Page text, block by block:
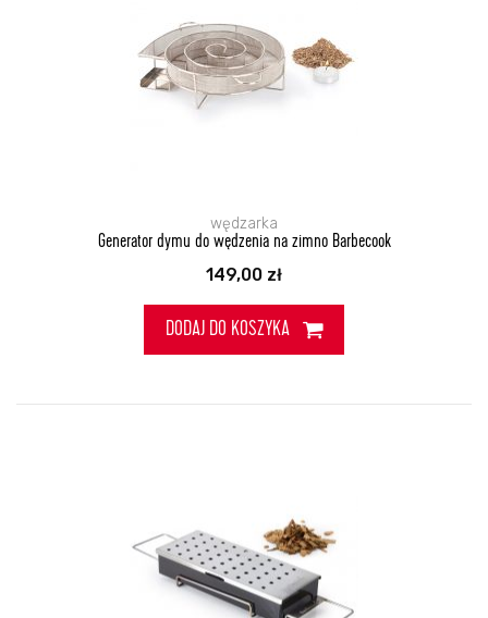
wędzarka
Generator dymu do wędzenia na zimno Barbecook
149,00 zł
DODAJ DO KOSZYKA